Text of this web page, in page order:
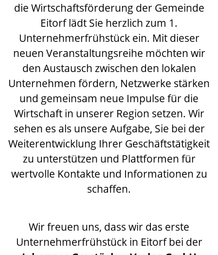
die Wirtschaftsförderung der Gemeinde
Eitorf lädt Sie herzlich zum 1.
Unternehmerfrühstück ein. Mit dieser
neuen Veranstaltungsreihe möchten wir
den Austausch zwischen den lokalen
Unternehmen fördern, Netzwerke stärken
und gemeinsam neue Impulse für die
Wirtschaft in unserer Region setzen. Wir
sehen es als unsere Aufgabe, Sie bei der
Weiterentwicklung Ihrer Geschäftstätigkeit
zu unterstützen und Plattformen für
wertvolle Kontakte und Informationen zu
schaffen.
Wirfreuen uns, dass wir das erste
Unternehmerfrühstück in Eitorf bei der